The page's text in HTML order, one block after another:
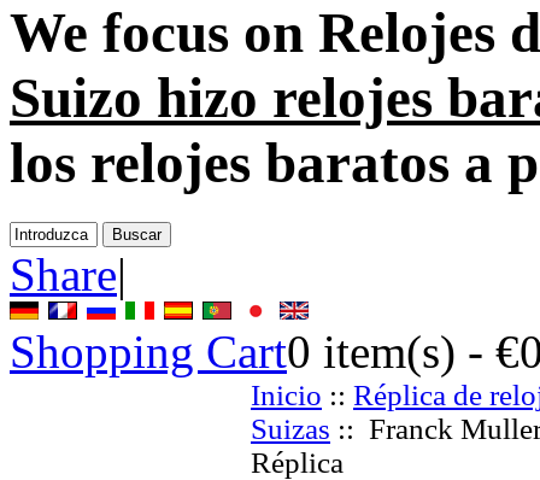
We focus on Relojes
Suizo hizo relojes
los relojes baratos a
Share|
Shopping Cart0 item(s) -
Inicio :: Réplica de
Suizas :: Franck
Réplica